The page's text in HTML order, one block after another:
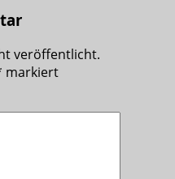
veröffentlicht.
markiert